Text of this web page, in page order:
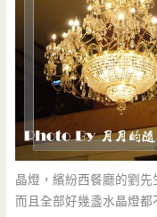
晶燈，繽紛西餐廳的劉先
而且全部好幾盞水晶燈都